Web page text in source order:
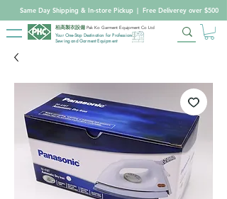
Same Day Shipping & In-store Pickup | Free Deliverey over $500
柏高製衣設備 Pak Ko Garment Equipment Co Ltd
Your One-Stop Destination for Professional
Sewing and Garment Equipment